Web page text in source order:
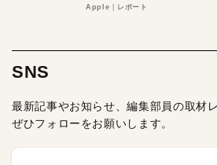
る理由とは
Apple レポート
SNS
最新記事やお知らせ、編集部員の取材
ぜひフォローをお願いします。